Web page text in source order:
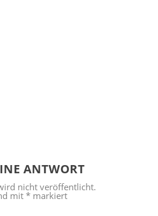
ANTWORT
nicht veröffentlicht.
mit* markiert